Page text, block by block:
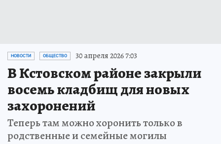
НОВОСТИ ОБЩЕСТВО 30 апреля 2026 7:03
В Кстовском районе закрыли
восемь кладбищ для новых
захоронений
Теперь там можно хоронить только в
родственные и семейные могилы